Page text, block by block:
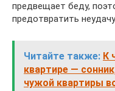
предвещает беду,
предотвратить
Читайте также: К
квартире —
чужой квартиры